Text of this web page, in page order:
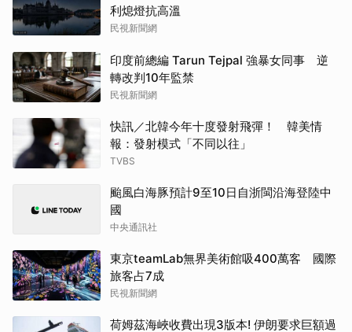
利熄燈抗高溫
民視新聞網
印度前總編 Tarun Tejpal 強暴女同事 逆
轉改判10年監禁
民視新聞網
快訊／北韓今年十度發射飛彈！ 韓美情
報：發射模式「不同以往」
TVBS
颱風白海豚預計9至10日自浙閩沿海登陸中
國
中央通訊社
東京teamLab無界美術館吸400萬客 國際
旅客占7成
民視新聞網
荷姆茲海峽收費出現3版本! 伊朗要求巨額過